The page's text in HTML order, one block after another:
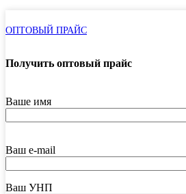
ОПТОВЫЙ ПРАЙС
Получить оптовый прайс
Ваше имя
Ваш e-mail
Ваш УНП